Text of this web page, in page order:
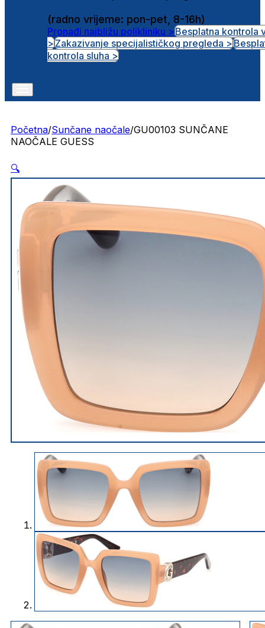
(radno vrijeme: pon-pet, 8-16h)
Pronađi najbližu polikliniku >Besplatna kontrola
>Zakazivanje specijalističkog pregleda >
kontrola sluha >
Početna/Sunčane naočale/GU00103 SUNČANE
NAOČALE GUESS
🔍